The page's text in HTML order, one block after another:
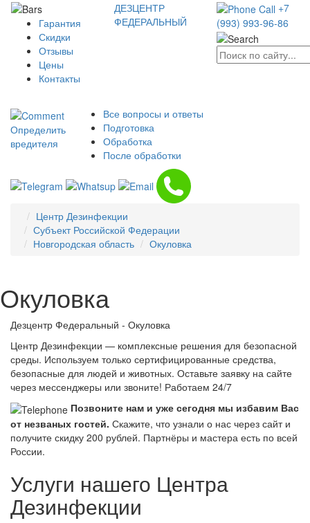
Гарантия
Скидки
Отзывы
Цены
Контакты
ДЕЗЦЕНТР
ФЕДЕРАЛЬНЫЙ
+7
(993) 993-96-86
Определить
вредителя
Все вопросы и ответы
Подготовка
Обработка
После обработки
Центр Дезинфекции
Субъект Российской Федерации
Новгородская область
Окуловка
Окуловка
Дезцентр Федеральный - Окуловка
Центр Дезинфекции — комплексные решения для безопасной
среды. Используем только сертифицированные средства,
безопасные для людей и животных. Оставьте заявку на сайте
через мессенджеры или звоните! Работаем 24/7
Позвоните нам и уже сегодня мы избавим Вас
от незваных гостей. Скажите, что узнали о нас через сайт и
получите скидку 200 рублей. Партнёры и мастера есть по всей
России.
Услуги нашего Центра
Дезинфекции